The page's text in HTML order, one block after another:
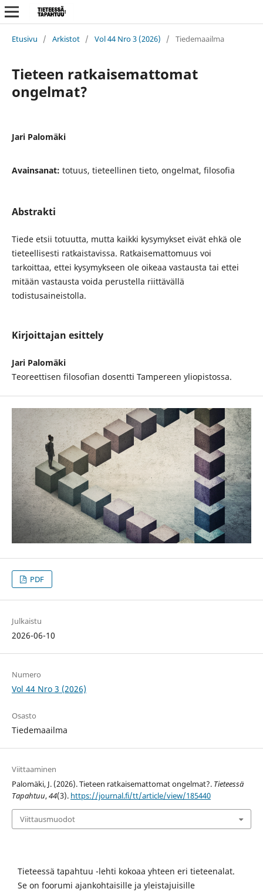
Etusivu / Arkistot / Vol 44 Nro 3 (2026) / Tiedemaailma
Tieteen ratkaisemattomat
ongelmat?
Jari Palomäki
Avainsanat: totuus, tieteellinen tieto, ongelmat, filosofia
Abstrakti
Tiede etsii totuutta, mutta kaikki kysymykset eivät ehkä ole
tieteellisesti ratkaistavissa. Ratkaisemattomuus voi
tarkoittaa, ettei kysymykseen ole oikeaa vastausta tai ettei
mitään vastausta voida perustella riittävällä
todistusaineistolla.
Kirjoittajan esittely
Jari Palomäki
Teoreettisen filosofian dosentti Tampereen yliopistossa.
PDF
Julkaistu
2026-06-10
Numero
Vol 44 Nro 3 (2026)
Osasto
Tiedemaailma
Viittaaminen
Palomäki, J. (2026). Tieteen ratkaisemattomat ongelmat?. Tieteessä
Tapahtuu,44(3). https://journal.fi/tt/article/view/185440
Viittausmuodot
Tieteessä tapahtuu -lehti kokoaa yhteen eri tieteenalat.
Se on foorumi ajankohtaisille ja yleistajuisille